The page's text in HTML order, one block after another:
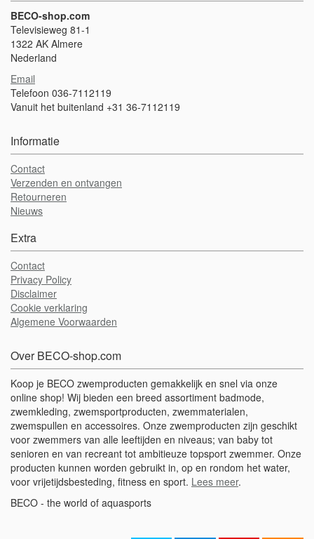
BECO-shop.com
Televisieweg 81-1
1322 AK Almere
Nederland
Email
Telefoon 036-7112119
Vanuit het buitenland +31 36-7112119
Informatie
Contact
Verzenden en ontvangen
Retourneren
Nieuws
Extra
Contact
Privacy Policy
Disclaimer
Cookie verklaring
Algemene Voorwaarden
Over BECO-shop.com
Koop je BECO zwemproducten gemakkelijk en snel via onze
online shop! Wij bieden een breed assortiment badmode,
zwemkleding, zwemsportproducten, zwemmaterialen,
zwemspullen en accessoires. Onze zwemproducten zijn geschikt
voor zwemmers van alle leeftijden en niveaus; van baby tot
senioren en van recreant tot ambitieuze topsport zwemmer. Onze
producten kunnen worden gebruikt in, op en rondom het water,
voor vrijetijdsbesteding, fitness en sport. Lees meer.
BECO - the world of aquasports